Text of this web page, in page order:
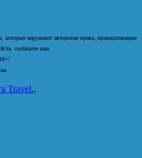
нарушают авторские права, принадлежащие
сообщите нам.
Travel..